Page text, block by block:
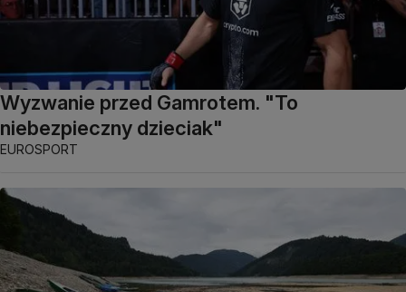
Wyzwanie przed Gamrotem. "To
niebezpieczny dzieciak"
EUROSPORT